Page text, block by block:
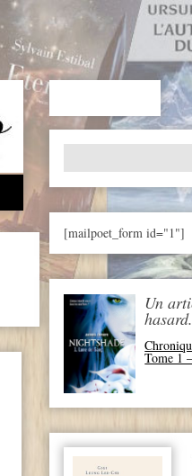
Search
[mailpoet_form id="1"]
Un
Tome 1